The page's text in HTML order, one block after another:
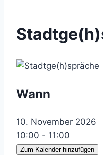
Wann
10. November 2026
10:00 - 11:00
Zum Kalender hinzufügen